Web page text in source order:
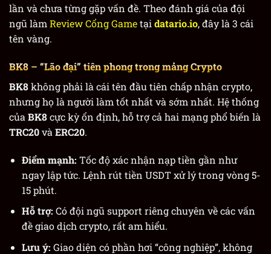
lần và chưa từng gặp vấn đề. Theo đánh giá của đội
ngũ làm Review Cổng Gametại datario.io, đây là 3 cái
tên vàng.
BK8 – “Lão đại” tiên phong trong mảng Crypto
BK8không phải là cái tên đầu tiên chấp nhận crypto,
nhưng họ là người làm tốt nhất và sớm nhất. Hệ thống
của BK8cực kỳ ổn định, hỗ trợ cả hai mạng phổ biến là
TRC20và ERC20.
Điểm mạnh: Tốc độ xác nhận nạp tiền gần như
ngay lập tức. Lệnh rút tiền USDT xử lý trong vòng 5-
15 phút.
Hỗ trợ: Có đội ngũ support riêng chuyên về các vấn
đề giao dịch crypto, rất am hiểu.
Lưu ý: Giao diện có phần hơi “công nghiệp”, không